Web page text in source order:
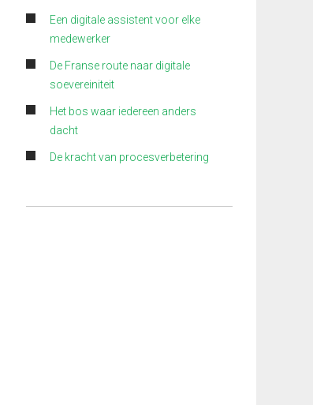
Een digitale assistent voor elke
medewerker
De Franse route naar digitale
soevereiniteit
Het bos waar iedereen anders
dacht
De kracht van procesverbetering